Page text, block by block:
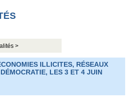
>
ILLICITES, RÉSEAUX
LES 3 ET 4 JUIN